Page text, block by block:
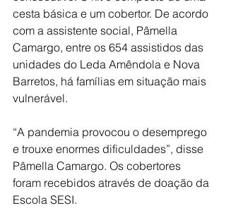
cesta básica e um cobertor. De acordo
com a assistente social, Pâmella
Camargo, entre os 654 assistidos das
unidades do Leda Amêndola e Nova
Barretos, há famílias em situação mais
vulnerável.
“A pandemia provocou o desemprego
e trouxe enormes dificuldades”, disse
Pâmella Camargo. Os cobertores
foram recebidos através de doação da
Escola SESI.